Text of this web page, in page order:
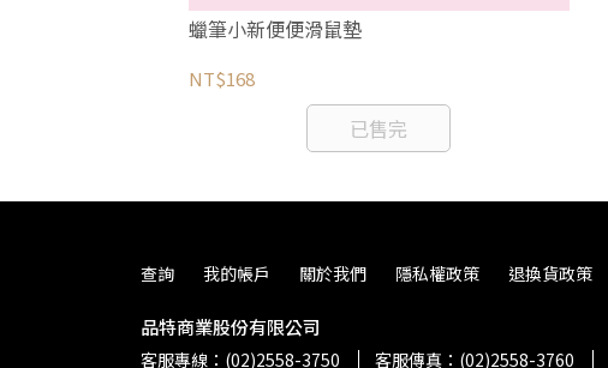
蠟筆小新便便滑鼠墊
NT$168
已售完
查詢 我的帳戶 關於我們 隱私權政策 退換貨政策
品特商業股份有限公司
客服專線：(02)2558-3750 客服傳真：(02)2558-3760